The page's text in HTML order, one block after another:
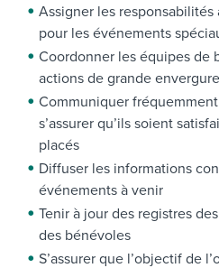
Assigner les
pour les événements
Coordonner les équipes de
actions de grande envergure
Communiquer
s’assurer qu’ils soient
placés
Diffuser les informations
événements à venir
Tenir à jour des registres
des bénévoles
S’assurer que l’objectif de